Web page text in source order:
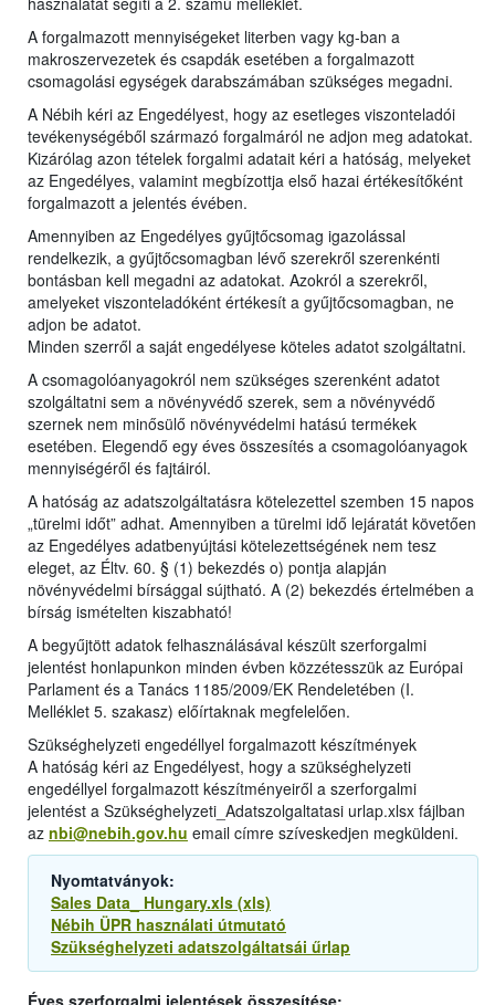
A forgalmazott mennyiségeket literben vagy kg-ban a
makroszervezetek és csapdák esetében a forgalmazott
csomagolási egységek darabszámában szükséges megadni.
A Nébih kéri az Engedélyest, hogy az esetleges viszonteladói
tevékenységéből származó forgalmáról ne adjon meg adatokat.
Kizárólag azon tételek forgalmi adatait kéri a hatóság, melyeket
az Engedélyes, valamint megbízottja első hazai értékesítőként
forgalmazott a jelentés évében.
Amennyiben az Engedélyes gyűjtőcsomag igazolással
rendelkezik, a gyűjtőcsomagban lévő szerekről szerenkénti
bontásban kell megadni az adatokat. Azokról a szerekről,
amelyeket viszonteladóként értékesít a gyűjtőcsomagban, ne
adjon be adatot.
Minden szerről a saját engedélyese köteles adatot szolgáltatni.
A csomagolóanyagokról nem szükséges szerenként adatot
szolgáltatni sem a növényvédő szerek, sem a növényvédő
szernek nem minősülő növényvédelmi hatású termékek
esetében. Elegendő egy éves összesítés a csomagolóanyagok
mennyiségéről és fajtáiról.
A hatóság az adatszolgáltatásra kötelezettel szemben 15 napos
„türelmi időt” adhat. Amennyiben a türelmi idő lejáratát követően
az Engedélyes adatbenyújtási kötelezettségének nem tesz
eleget, az Éltv. 60. § (1) bekezdés o) pontja alapján
növényvédelmi bírsággal sújtható. A (2) bekezdés értelmében a
bírság ismételten kiszabható!
A begyűjtött adatok felhasználásával készült szerforgalmi
jelentést honlapunkon minden évben közzétesszük az Európai
Parlament és a Tanács 1185/2009/EK Rendeletében (I.
Melléklet 5. szakasz) előírtaknak megfelelően.
Szükséghelyzeti engedéllyel forgalmazott készítmények
A hatóság kéri az Engedélyest, hogy a szükséghelyzeti
engedéllyel forgalmazott készítményeiről a szerforgalmi
jelentést a Szükséghelyzeti_Adatszolgaltatasi urlap.xlsx fájlban
az nbi@nebih.gov.hu email címre szíveskedjen megküldeni.
Nyomtatványok:
Sales Data_ Hungary.xls (xls)
Nébih ÜPR használati útmutató
Szükséghelyzeti adatszolgáltatsái űrlap